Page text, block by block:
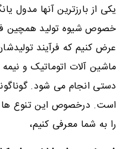
یکی از بارزترین آنها
خصوص شیوه تولید همچین
عرض کنیم که فرآیند
ماشین آلات اتوماتیک و
دستی انجام می شود.
است. درخصوص این تنوع ها
را به شما معرفی کنیم،